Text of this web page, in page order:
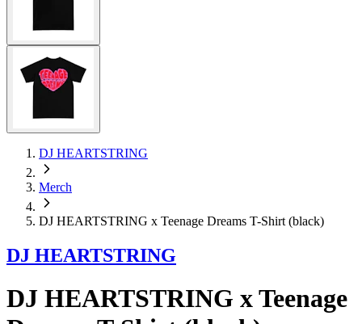
DJ HEARTSTRING
Merch
DJ HEARTSTRING x Teenage Dreams T-Shirt (black)
DJ HEARTSTRING
DJ HEARTSTRING x Teenage